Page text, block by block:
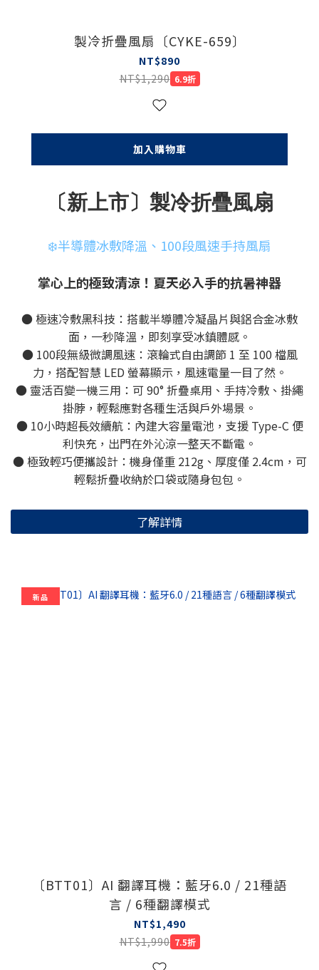
製冷折疊風扇〔CYKE-659〕
NT$890
NT$1,290 6.9折
加入購物車
〔新上市〕製冷折疊風扇
❄️半導體冰敷降溫、100段風速手持風扇
掌心上的極致清涼！夏天必入手的抗暑神器
● 極速冷敷黑科技：搭載半導體冷凝晶片與鋁合金冰敷
面，一秒降溫，即刻享受冰鎮體感。
● 100段無級微調風速：滾輪式自由調節 1 至 100 檔風
力，搭配智慧 LED 螢幕顯示，風速電量一目了然。
● 靈活百變一機三用：可 90° 折疊桌用、手持冷敷、掛繩
掛脖，輕鬆應對各種生活與戶外場景。
● 10小時超長效續航：內建大容量電池，支援 Type-C 便
利快充，出門在外沁涼一整天不斷電。
● 極致輕巧便攜設計：機身僅重 212g、厚度僅 2.4cm，可
輕鬆折疊收納於口袋或隨身包包。
了解詳情
新品
〔BTT01〕AI 翻譯耳機：藍牙6.0 / 21種語
言 / 6種翻譯模式
NT$1,490
NT$1,990 7.5折